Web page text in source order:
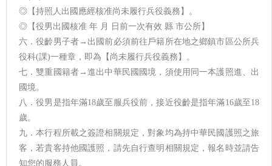
◎【持照人出國應經核准尚未履行兵役義務】。
◎【役男出國核准 年 月 日前一次有效 縣 市公所】
六．役齡男子者→出國前必須前往戶籍所在地之鄉鎮市區公所兵
役科(課)一種章，即為【尚未履行兵役義務】。
七．雙重國籍者→進出中華民國國境，須使用同一本護照進、出
國境。
八．役男是指年滿18歲至服兵役前，接近役齡是指年滿16歲至18
歲。
九．本行程所載之簽證相關規定，對象均為持中華民國護照之旅
客，若貴客持他國護照，請先自行查明相關規定，報名時並請告
知您的服務人員。